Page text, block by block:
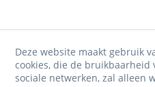
Deze website maakt gebruik
cookies, die de
sociale netwerken, zal alleen